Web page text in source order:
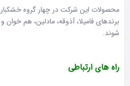
محصولات این شرکت در چهار گروه
برندهای فامیلا، آذوقه، مادلین، هم
شوند.
راه های ارتباطی